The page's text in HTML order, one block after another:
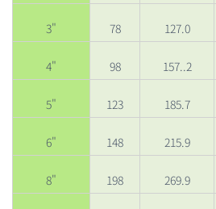
3" 78 127.0
4" 98 157..2
5" 123 185.7
6" 148 215.9
8" 198 269.9